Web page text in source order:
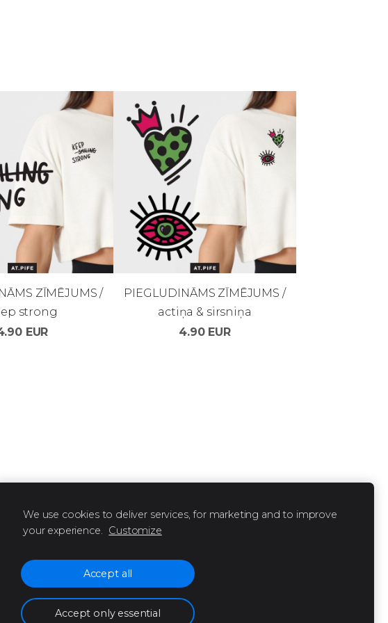
ZĪMĒJUMS /
strong
EUR
PIEGLUDINĀMS ZĪMĒJUMS /
actiņa & sirsniņa
4.90 EUR
We use cookies to deliver services, for marketing and to improve
your experience. Customize
Accept all
Accept only essential